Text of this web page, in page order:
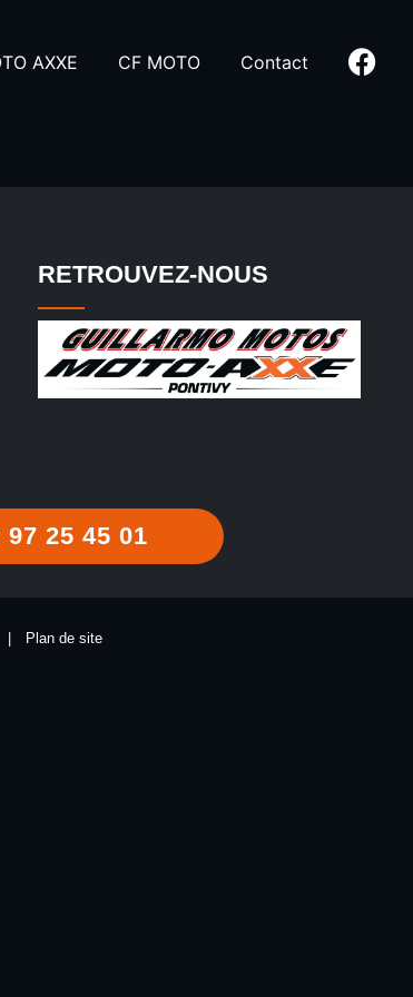
AXXE CF MOTO Contact
RETROUVEZ-NOUS
97 25 45 01
| Plan de site